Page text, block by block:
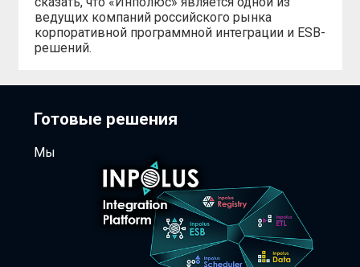
ведущих компаний российского рынка
корпоративной программной интеграции и ESB-
решений.
Готовые решения
Мы